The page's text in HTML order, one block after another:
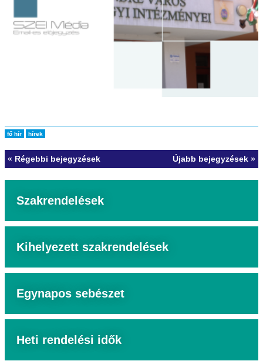
fő hír hírek
« Régebbi bejegyzések Újabb bejegyzések »
Szakrendelések
Kihelyezett szakrendelések
Egynapos sebészet
Heti rendelési idők